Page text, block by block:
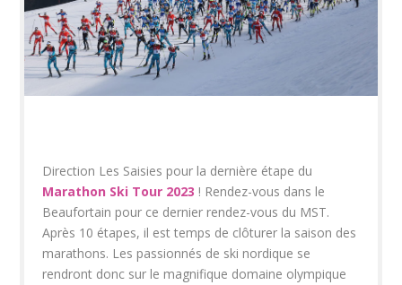
Direction Les Saisies pour la dernière étape du
Marathon Ski Tour 2023 ! Rendez-vous dans le
Beaufortain pour ce dernier rendez-vous du MST.
Après 10 étapes, il est temps de clôturer la saison des
marathons. Les passionnés de ski nordique se
rendront donc sur le magnifique domaine olympique